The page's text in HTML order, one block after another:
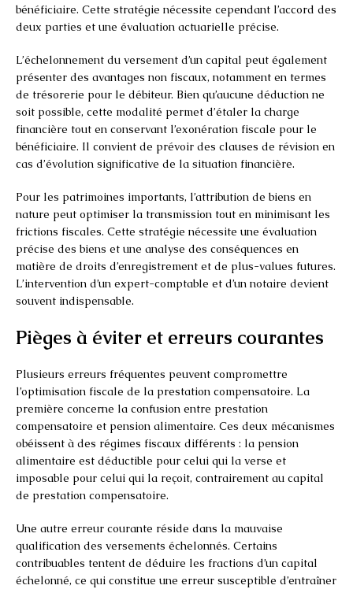
bénéficiaire. Cette stratégie nécessite cependant l’accord des
deux parties et une évaluation actuarielle précise.
L’échelonnement du versement d’un capital peut également
présenter des avantages non fiscaux, notamment en termes
de trésorerie pour le débiteur. Bien qu’aucune déduction ne
soit possible, cette modalité permet d’étaler la charge
financière tout en conservant l’exonération fiscale pour le
bénéficiaire. Il convient de prévoir des clauses de révision en
cas d’évolution significative de la situation financière.
Pour les patrimoines importants, l’attribution de biens en
nature peut optimiser la transmission tout en minimisant les
frictions fiscales. Cette stratégie nécessite une évaluation
précise des biens et une analyse des conséquences en
matière de droits d’enregistrement et de plus-values futures.
L’intervention d’un expert-comptable et d’un notaire devient
souvent indispensable.
Pièges à éviter et erreurs courantes
Plusieurs erreurs fréquentes peuvent compromettre
l’optimisation fiscale de la prestation compensatoire. La
première concerne la confusion entre prestation
compensatoire et pension alimentaire. Ces deux mécanismes
obéissent à des régimes fiscaux différents : la pension
alimentaire est déductible pour celui qui la verse et
imposable pour celui qui la reçoit, contrairement au capital
de prestation compensatoire.
Une autre erreur courante réside dans la mauvaise
qualification des versements échelonnés. Certains
contribuables tentent de déduire les fractions d’un capital
échelonné, ce qui constitue une erreur susceptible d’entraîner